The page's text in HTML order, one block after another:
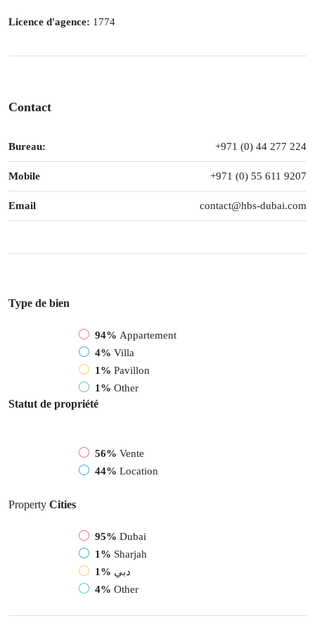
Licence d'agence: 1774
Contact
Bureau: +971 (0) 44 277 224
Mobile +971 (0) 55 611 9207
Email contact@hbs-dubai.com
Type de bien
94% Appartement
4% Villa
1% Pavillon
1% Other
Statut de propriété
56% Vente
44% Location
Property Cities
95% Dubai
1% Sharjah
1% دبي
4% Other